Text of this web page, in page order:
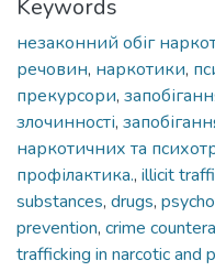
Keywords
незаконний обіг
речовин, наркотики,
прекурсори,
злочинності,
наркотичних та
профілактика., illicit
substances, drugs,
prevention, crime
trafficking in narcotic and